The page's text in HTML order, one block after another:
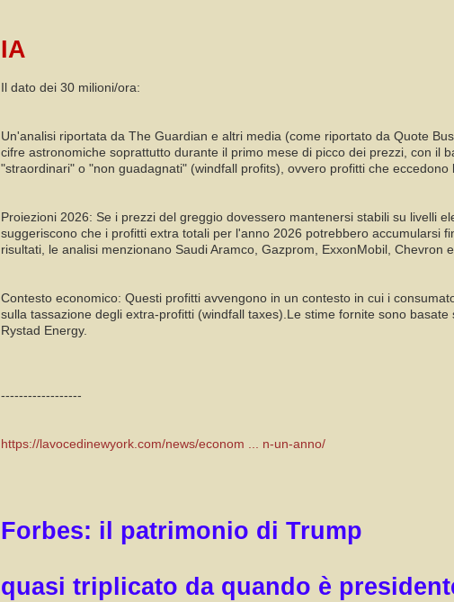
IA
Il dato dei 30 milioni/ora:
Un'analisi riportata da The Guardian e altri media (come riportato da Quote
cifre astronomiche soprattutto durante il primo mese di picco dei prezzi, con il
"straordinari" o "non guadagnati" (windfall profits), ovvero profitti che
Proiezioni 2026: Se i prezzi del greggio dovessero mantenersi stabili su livelli
suggeriscono che i profitti extra totali per l'anno 2026 potrebbero accumularsi
risultati, le analisi menzionano Saudi Aramco, Gazprom, ExxonMobil, Chevron
Contesto economico: Questi profitti avvengono in un contesto in cui i
sulla tassazione degli extra-profitti (windfall taxes).Le stime fornite sono
Rystad Energy.
------------------
https://lavocedinewyork.com/news/econom ... n-un-anno/
Forbes: il patrimonio di Trump
quasi triplicato da quando è